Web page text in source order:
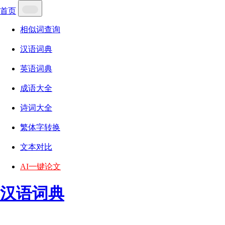
首页
相似词查询
汉语词典
英语词典
成语大全
诗词大全
繁体字转换
文本对比
AI一键论文
汉语词典